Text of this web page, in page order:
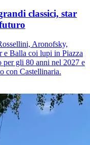
classici, star
Aronofsky,
e Balla coi lupi in Piazza
gli 80 anni nel 2027 e
con Castellinaria.